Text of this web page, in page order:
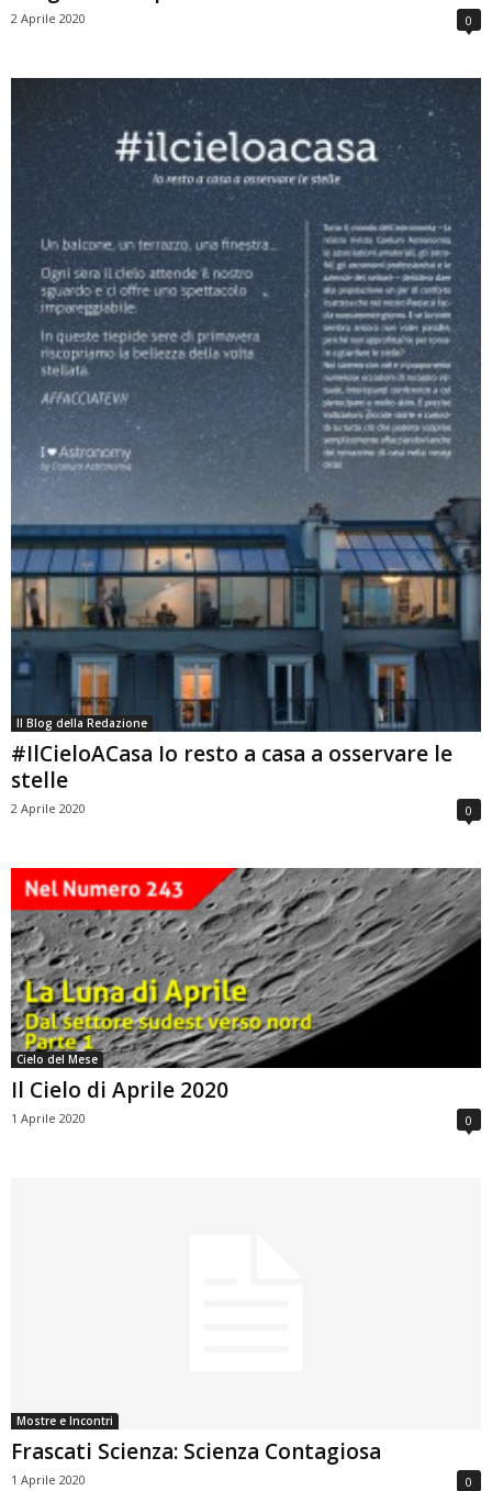
2 Aprile 2020 0
Il Blog della Redazione
#IlCieloACasa Io resto a casa a osservare le
stelle
2 Aprile 2020 0
Cielo del Mese
Il Cielo di Aprile 2020
1 Aprile 2020 0
Mostre e Incontri
Frascati Scienza: Scienza Contagiosa
1 Aprile 2020 0